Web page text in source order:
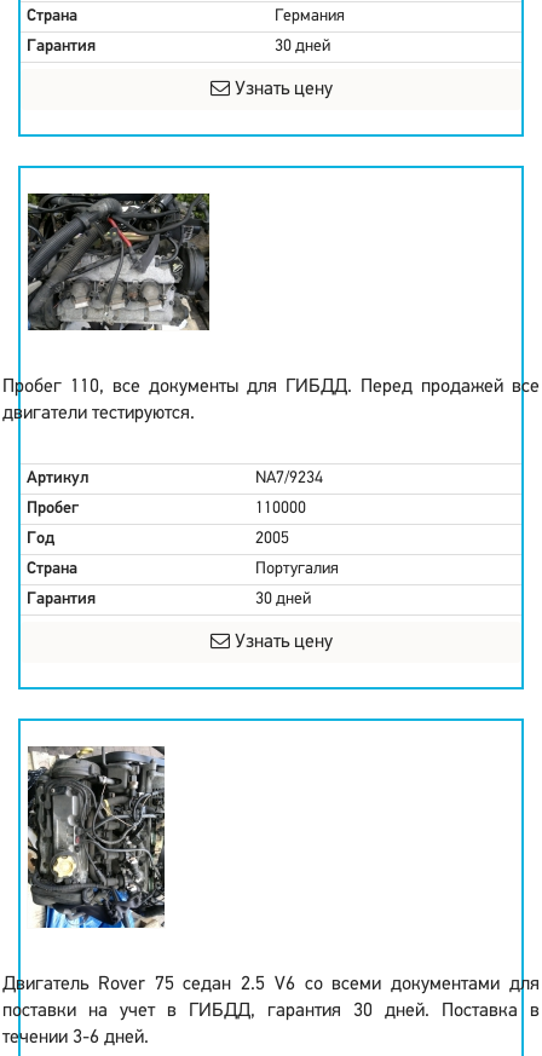
Страна
Германия
Гарантия
30 дней
Узнать цену
Пробег 110, все документы для ГИБДД. Перед продажей все
двигатели тестируются.
Артикул
NA7/9234
Пробег
110000
Год
2005
Страна
Португалия
Гарантия
30 дней
Узнать цену
Двигатель Rover 75 седан 2.5 V6 со всеми документами для
поставки на учет в ГИБДД, гарантия 30 дней. Поставка в
течении 3-6 дней.